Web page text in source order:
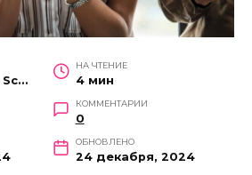
Fashion Factory School
НА ЧТЕНИЕ
4 мин
КОММЕНТАРИИ
0
ОБНОВЛЕНО
24 декабря, 2024